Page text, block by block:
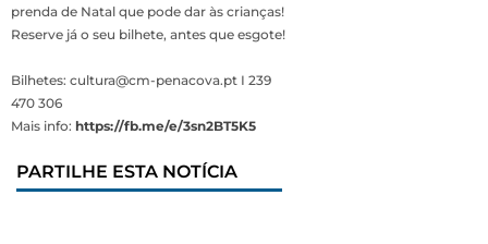
prenda de Natal que pode dar às crianças!
Reserve já o seu bilhete, antes que esgote!
Bilhetes: cultura@cm-penacova.pt I 239
470 306
Mais info: https://fb.me/e/3sn2BT5K5
PARTILHE ESTA NOTÍCIA